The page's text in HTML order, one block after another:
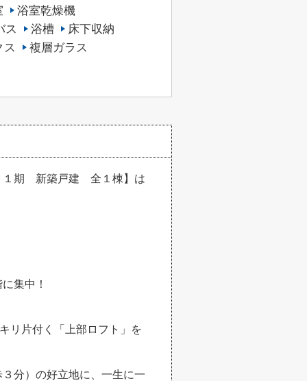
浴室乾燥機
ス
浴槽
床下収納
ス
複層ガラス
１期 新築戸建 全１棟】は
集中！
リ片付く「上部ロフト」を
分）の好立地に、一生に一